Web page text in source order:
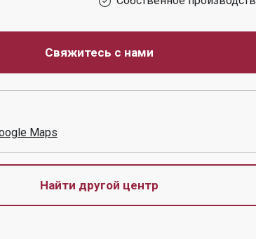
Свяжитесь с нами
Maps
Найти другой центр